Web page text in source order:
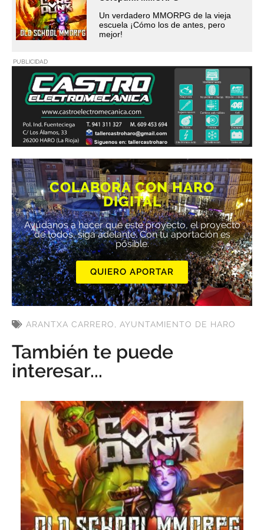
Un verdadero MMORPG de la vieja
escuela ¡Cómo los de antes, pero
mejor!
PUBLICIDAD
COLABORA CON HARO
DIGITAL
Ayúdanos a hacer que este proyecto, el proyecto
de todos, siga adelante. Con tu aportación es
posible.
QUIERO APORTAR
ARANTXA CARRERO, AYUNTAMIENTO DE HARO
También te puede
interesar...